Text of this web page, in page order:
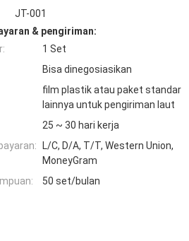
JT-001
& pengiriman:
1 Set
Bisa dinegosiasikan
film plastik atau paket standar
lainnya untuk pengiriman laut
25 ~ 30 hari kerja
L/C, D/A, T/T, Western Union,
MoneyGram
50 set/bulan